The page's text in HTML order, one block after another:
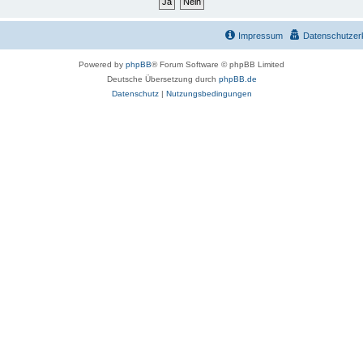
Impressum
Powered by phpBB® Forum Software © phpBB Limited
Deutsche Übersetzung durch phpBB.de
Datenschutz| Nutzungsbedingungen